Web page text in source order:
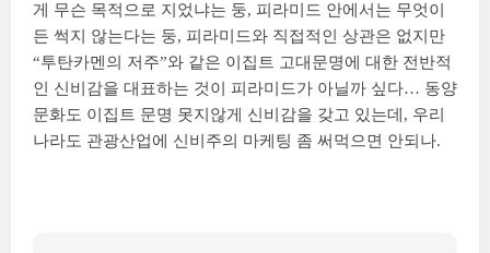
게 무슨 목적으로 지었냐는 둥, 피라미드 안에서는 무엇이
든 썩지 않는다는 둥, 피라미드와 직접적인 상관은 없지만
“투탄카멘의 저주”와 같은 이집트 고대문명에 대한 전반적
인 신비감을 대표하는 것이 피라미드가 아닐까 싶다… 동양
문화도 이집트 문명 못지않게 신비감을 갖고 있는데, 우리
나라도 관광산업에 신비주의 마케팅 좀 써먹으면 안되나.